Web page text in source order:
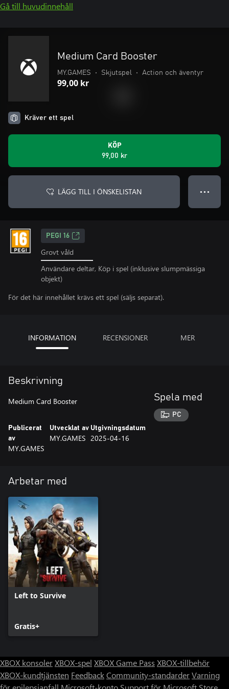
Gå till huvudinnehåll
Medium Card Booster
MY.GAMES • Skjutspel • Action och äventyr
99,00 kr
Kräver ett spel
KÖP
99,00 kr
LÄGG TILL I ÖNSKELISTAN ● ● ●
PEGI 16
Grovt våld
Användare deltar, Köp i spel (inklusive slumpmässiga
objekt)
För det här innehållet krävs ett spel (säljs separat).
INFORMATION RECENSIONER MER
Beskrivning
Medium Card Booster
Publicerat
av
MY.GAMES
Utvecklat av
MY.GAMES
Utgivningsdatum
2025-04-16
Spela med
PC
Arbetar med
Left to Survive
Gratis+
XBOX konsolerXBOX-spel XBOX Game Pass XBOX-tillbehör
XBOX-kundtjänsten FeedbackCommunity-standarderVarning